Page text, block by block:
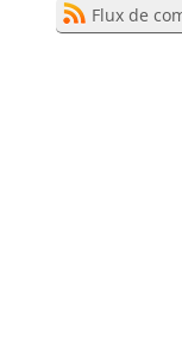
Flux de